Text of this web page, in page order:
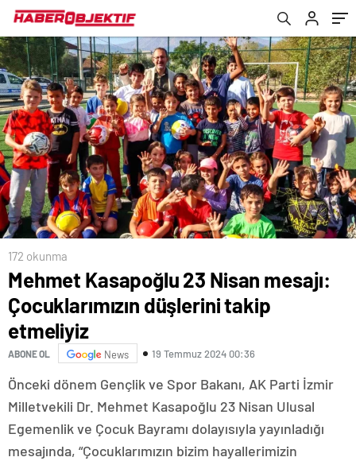
172 okunma
Mehmet Kasapoğlu 23 Nisan mesajı:
Çocuklarımızın düşlerini takip
etmeliyiz
ABONE OL News 19 Temmuz 2024 00:36
Önceki dönem Gençlik ve Spor Bakanı, AK Parti İzmir
Milletvekili Dr. Mehmet Kasapoğlu 23 Nisan Ulusal
Egemenlik ve Çocuk Bayramı dolayısıyla yayınladığı
mesajında, “Çocuklarımızın bizim hayallerimizin